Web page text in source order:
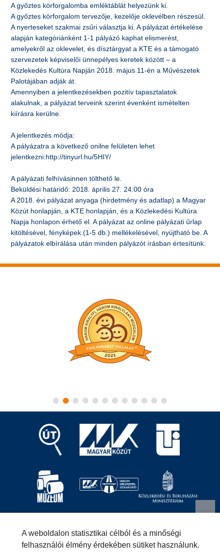
A győztes körforgalomba emléktáblát helyezünk ki.
A győztes körforgalom tervezője, kezelője oklevélben részesül.
A nyerteseket szakmai zsűri választja ki. A pályázat értékelése
alapján kategóriánként 1-1 pályázó kaphat elismerést,
amelyekről az oklevelet, és dísztárgyat a KTE és a támogató
szervezetek képviselői ünnepélyes keretek között – a
Közlekedés Kultúra Napján 2018. május 11-én a Művészetek
Palotájában adják át.
Amennyiben a jelentkezésekben pozitív tapasztalatok
alakulnak, a pályázat terveink szerint évenként ismételten
kiírásra kerülne.
A jelentkezés módja:
A pályázatra a következő onilne felületen lehet
jelentkezni:http://tinyurl.hu/5HIY/
A pályázati felhívásinnen tölthető le.
Beküldési határidő: 2018. április 27. 24:00 óra
A 2018. évi pályázat anyaga (hirdetmény és adatlap) a Magyar
Közút honlapján, a KTE honlapján, és a Közlekedési Kultúra
Napja honlapon érhető el. A pályázat az online pályázati űrlap
kitöltésével, fényképek (1-5 db.) mellékelésével, nyújtható be. A
pályázatok elbírálása után minden pályázót írásban értesítünk.
1024 Budapest, Fényes
Elek utca 7-13.
+36 (1) 819-9000 info@kozut.hu
A weboldalon statisztikai célból és a minőségi
felhasználói élmény érdekében sütiket használunk.